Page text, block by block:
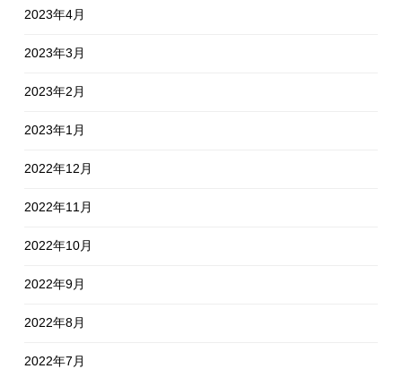
2023年4月
2023年3月
2023年2月
2023年1月
2022年12月
2022年11月
2022年10月
2022年9月
2022年8月
2022年7月